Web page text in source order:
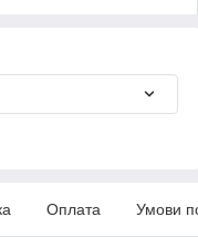
Оплата Умови